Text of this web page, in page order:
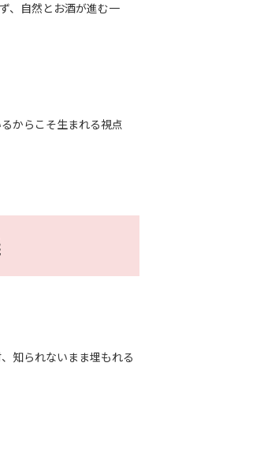
、自然とお酒が進む一
からこそ生まれる視点
知られないまま埋もれる